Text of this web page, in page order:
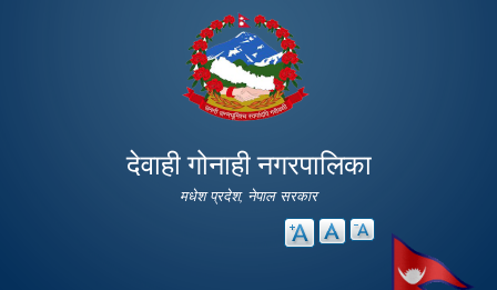
main
content
देवाही गोनाही नगरपालिका
मधेश प्रदेश, नेपाल सरकार